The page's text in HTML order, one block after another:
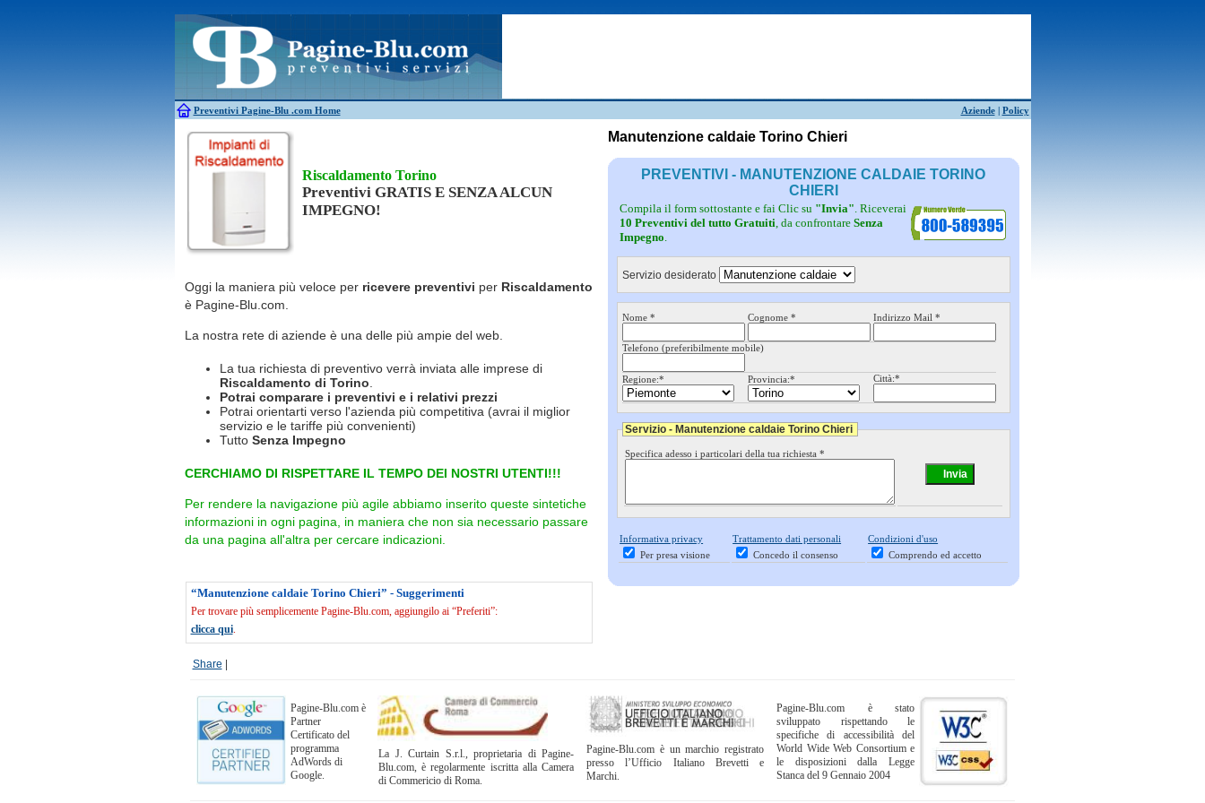
Preventivi Pagine-Blu .com Home Aziende| Policy
Antifurti
Allarme
Bagni chimici
Edilizia Giardinieri
Caldaie
Falegnami Idraulici
Canne fumarie
Parquet
Riscaldamento Torino
Preventivi GRATIS E SENZA ALCUN
IMPEGNO!
Oggi la maniera più veloce per ricevere preventivi per Riscaldamento
è Pagine-Blu.com.
La nostra rete di aziende è una delle più ampie del web.
La tua richiesta di preventivo verrà inviata alle imprese di
Riscaldamento di Torino
Potrai comparare i preventivi e i relativi prezzi
Potrai orientarti verso l'azienda più competitiva (avrai il miglior
servizio e le tariffe più convenienti)
Tutto Senza Impegno
CERCHIAMO DI RISPETTARE IL TEMPO DEI NOSTRI UTENTI!!!
Per rendere la navigazione più agile abbiamo inserito queste sintetiche
informazioni in ogni pagina, in maniera che non sia necessario passare
da una pagina all'altra per cercare indicazioni.
“Manutenzione caldaie Torino Chieri” - Suggerimenti
Per trovare più semplicemente Pagine-Blu.com, aggiungilo ai “Preferiti”:
clicca qui.
Share
Manutenzione caldaie Torino Chieri
PREVENTIVI - MANUTENZIONE CALDAIE TORINO
CHIERI
Compila il form sottostante e fai Clic su "Invia". Riceverai
10 Preventivi del tutto Gratuiti, da confrontareSenza
Impegno.
Servizio desiderato
Nome * Cognome * Indirizzo Mail *
Telefono (preferibilmente mobile)
Regione:* Provincia:* Città:*
Servizio - Manutenzione caldaie Torino Chieri
Specifica adesso i particolari della tua richiesta *
Informativa privacy
Per presa visione
Trattamento dati personali
Concedo il consenso
Condizioni d'uso
Comprendo ed accetto
Pagine-Blu.com è
Partner
Certificato del
programma
AdWords di
Google.
La J. Curtain S.r.l., proprietaria di Pagine-
Blu.com, è regolarmente iscritta alla Camera
di Commericio di Roma.
Pagine-Blu.com è un marchio registrato
presso l’Ufficio Italiano Brevetti e
Marchi.
Pagine-Blu.com è stato
sviluppato rispettando le
specifiche di accessibilità del
World Wide Web Consortium e
le disposizioni dalla Legge
Stanca del 9 Gennaio 2004